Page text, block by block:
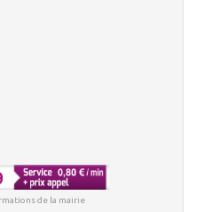
de la mairie